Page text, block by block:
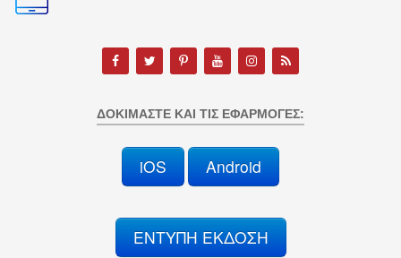
ΔΟΚΙΜΆΣΤΕ ΚΑΙ ΤΙΣ ΕΦΑΡΜΟΓΈΣ:
iOS Android
ΕΝΤΥΠΗ ΕΚΔΟΣΗ